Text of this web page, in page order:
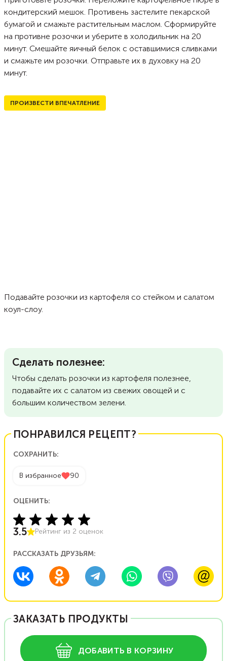
кондитерский мешок. Противень застелите пекарской
бумагой и смажьте растительным маслом. Сформируйте
на противне розочки и уберите в холодильник на 20
минут. Смешайте яичный белок с оставшимися сливками
и смажьте им розочки. Отправьте их в духовку на 20
минут.
ПРОИЗВЕСТИ ВПЕЧАТЛЕНИЕ
Подавайте розочки из картофеля со стейком и салатом
коул-слоу.
Сделать полезнее:
Чтобы сделать розочки из картофеля полезнее,
подавайте их с салатом из свежих овощей и с
большим количеством зелени.
ПОНРАВИЛСЯ РЕЦЕПТ?
СОХРАНИТЬ:
В избранное 90
ОЦЕНИТЬ:
3.5 Рейтинг из 2 оценок
РАССКАЗАТЬ ДРУЗЬЯМ:
ЗАКАЗАТЬ ПРОДУКТЫ
ДОБАВИТЬ В КОРЗИНУ